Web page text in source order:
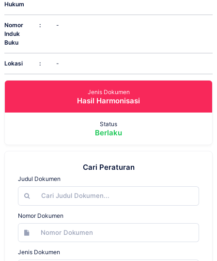
Hukum
Nomor
Induk
Buku
: -
Lokasi : -
Jenis Dokumen
Hasil Harmonisasi
Status
Berlaku
Cari Peraturan
Judul Dokumen
Nomor Dokumen
Jenis Dokumen